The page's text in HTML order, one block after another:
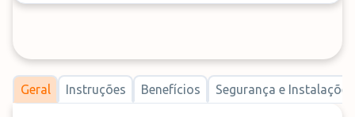
Geral Instruções Benefícios Segurança e Instalações